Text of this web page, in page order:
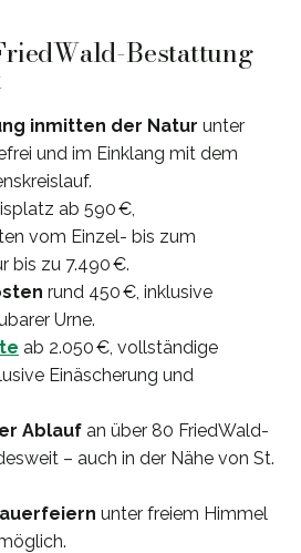
Bestattung
inmitten der Natur unter
und im Einklang mit dem
ab 590 €,
vom Einzel- bis zum
bis zu 7.490 €.
rund 450 €, inklusive
Urne.
ab 2.050 €, vollständige
Einäscherung und
Ablauf an über 80 FriedWald-
– auch in der Nähe von St.
unter freiem Himmel